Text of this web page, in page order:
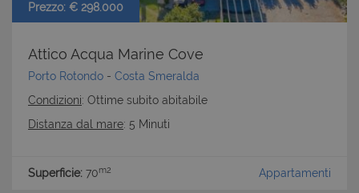
Prezzo: € 298.000
Attico Acqua Marine Cove
Porto Rotondo - Costa Smeralda
Condizioni: Ottime subito abitabile
Distanza dal mare: 5 Minuti
Superficie: 70m2 Appartamenti